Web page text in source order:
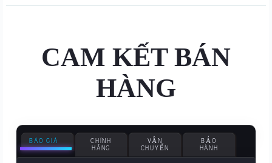
CAM KẾT BÁN
HÀNG
BÁO GIÁ
CHÍNH
HÃNG
VẬN
CHUYỂN
BẢO
HÀNH